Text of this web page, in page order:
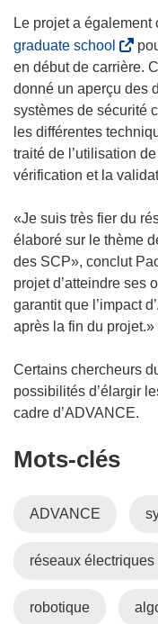
u
v
r
e
d
a
n
s
n
e
n
o
u
v
l
l
e
e
t
e
Le projet a également
graduate school
s
’
o
u
v
r
d
a
n
s
u
n
n
o
u
e
e
en début de carrière.
donné un aperçu des
systèmes de sécurité
les différentes
traité de l’utilisation
vérification et la
«Je suis très fier du
élaboré sur le thème
des SCP», conclut
projet d’atteindre ses
garantit que l’impact
après la fin du projet.»
Certains chercheurs
possibilités d’élargir
cadre d’ADVANCE.
Mots‑clés
ADVANCE
réseaux électriques
robotique